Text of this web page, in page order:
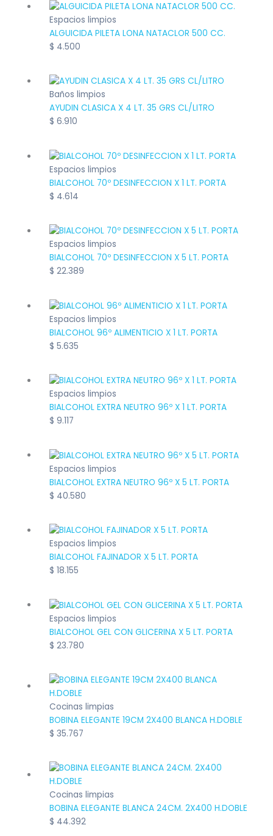
Espacios limpios
ALGUICIDA PILETA LONA NATACLOR 500 CC.
$ 4.500
Baños limpios
AYUDIN CLASICA X 4 LT. 35 GRS CL/LITRO
$ 6.910
Espacios limpios
BIALCOHOL 70º DESINFECCION X 1 LT. PORTA
$ 4.614
Espacios limpios
BIALCOHOL 70º DESINFECCION X 5 LT. PORTA
$ 22.389
Espacios limpios
BIALCOHOL 96º ALIMENTICIO X 1 LT. PORTA
$ 5.635
Espacios limpios
BIALCOHOL EXTRA NEUTRO 96º X 1 LT. PORTA
$ 9.117
Espacios limpios
BIALCOHOL EXTRA NEUTRO 96º X 5 LT. PORTA
$ 40.580
Espacios limpios
BIALCOHOL FAJINADOR X 5 LT. PORTA
$ 18.155
Espacios limpios
BIALCOHOL GEL CON GLICERINA X 5 LT. PORTA
$ 23.780
Cocinas limpias
BOBINA ELEGANTE 19CM 2X400 BLANCA H.DOBLE
$ 35.767
Cocinas limpias
BOBINA ELEGANTE BLANCA 24CM. 2X400 H.DOBLE
$ 44.392